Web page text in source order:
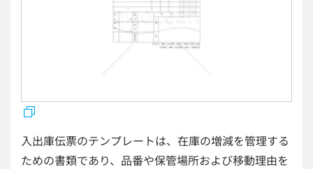
入出庫伝票のテンプレートは、在庫の増減を管理する
ための書類であり、品番や保管場所および移動理由を